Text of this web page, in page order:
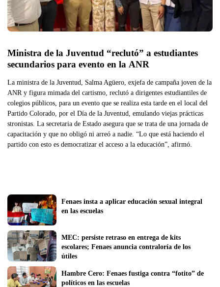
Ministra de la Juventud “reclutó” a estudiantes
secundarios para evento en la ANR
La ministra de la Juventud, Salma Agüero, exjefa de campaña joven de la
ANR y figura mimada del cartismo, reclutó a dirigentes estudiantiles de
colegios públicos, para un evento que se realiza esta tarde en el local del
Partido Colorado, por el Día de la Juventud, emulando viejas prácticas
stronistas. La secretaria de Estado asegura que se trata de una jornada de
capacitación y que no obligó ni arreó a nadie. “Lo que está haciendo el
partido con esto es democratizar el acceso a la educación”, afirmó.
Fenaes insta a aplicar educación sexual integral
en las escuelas
MEC: persiste retraso en entrega de kits
escolares; Fenaes anuncia contraloría de los
útiles
Hambre Cero: Fenaes fustiga contra “fotito” de
políticos en las escuelas